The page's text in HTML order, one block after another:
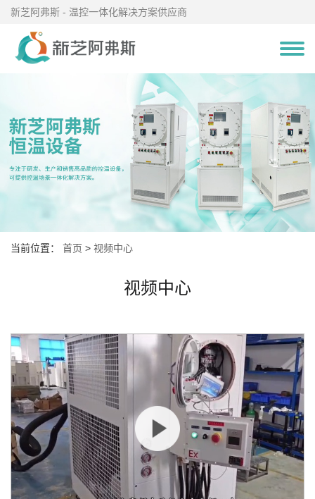
新芝阿弗斯 - 温控一体化解决方案供应商
当前位置： 首页 > 视频中心
视频中心